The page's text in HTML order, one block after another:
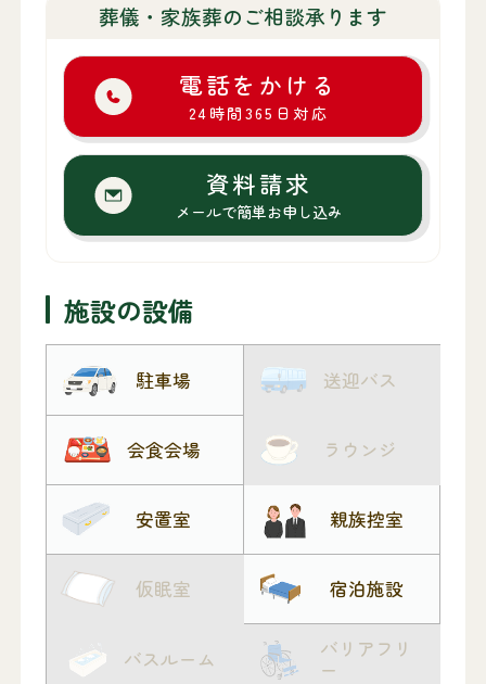
葬儀・家族葬のご相談承ります
電話をかける
24時間365日対応
資料請求
メールで簡単お申し込み
施設の設備
駐車場 送迎バス
会食会場 ラウンジ
安置室 親族控室
仮眠室 宿泊施設
バスルーム
バリアフリ
ー